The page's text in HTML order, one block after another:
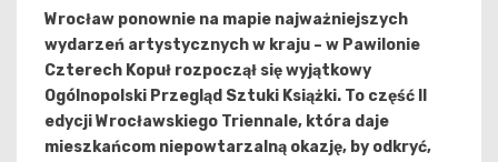
Wrocław ponownie na mapie najważniejszych
wydarzeń artystycznych w kraju – w Pawilonie
Czterech Kopuł rozpoczął się wyjątkowy
Ogólnopolski Przegląd Sztuki Książki. To część II
edycji Wrocławskiego Triennale, która daje
mieszkańcom niepowtarzalną okazję, by odkryć,